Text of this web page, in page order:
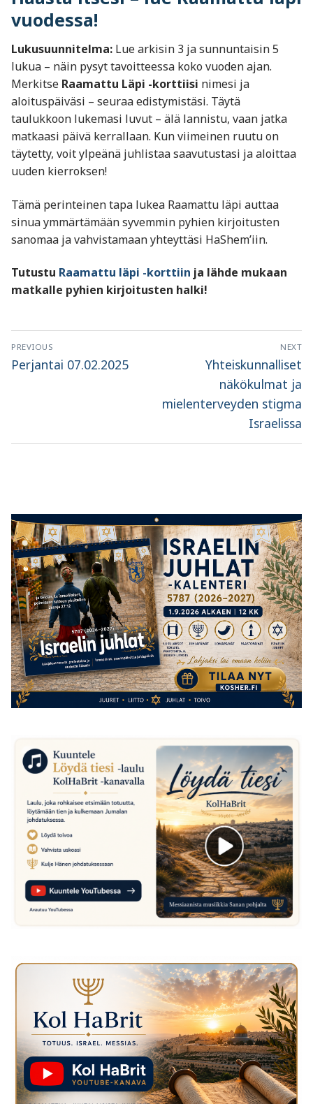
vuodessa!
Lukusuunnitelma: Lue arkisin 3 ja sunnuntaisin 5
lukua – näin pysyt tavoitteessa koko vuoden ajan.
Merkitse Raamattu Läpi -korttiisi nimesi ja
aloituspäiväsi – seuraa edistymistäsi. Täytä
taulukkoon lukemasi luvut – älä lannistu, vaan jatka
matkaasi päivä kerrallaan. Kun viimeinen ruutu on
täytetty, voit ylpeänä juhlistaa saavutustasi ja aloittaa
uuden kierroksen!
Tämä perinteinen tapa lukea Raamattu läpi auttaa
sinua ymmärtämään syvemmin pyhien kirjoitusten
sanomaa ja vahvistamaan yhteyttäsi HaShem’iin.
Tutustu Raamattu läpi -korttiin ja lähde mukaan
matkalle pyhien kirjoitusten halki!
Artikkelien
selaus
PREVIOUS
Previous
Perjantai 07.02.2025
NEXT
Next
post:
Yhteiskunnalliset
näkökulmat ja
mielenterveyden stigma
Israelissa